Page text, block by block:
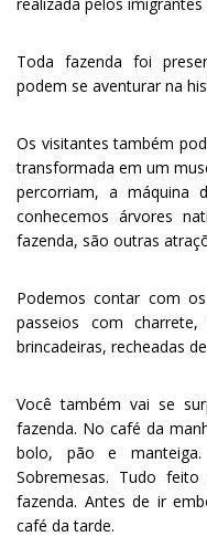
Toda fazenda foi
podem se aventurar na
Os visitantes também
transformada em um
percorriam, a máquina
conhecemos árvores
fazenda, são outras
Podemos contar com
passeios com
brincadeiras, recheadas
Você também vai se
fazenda. No café da
bolo, pão e
Sobremesas. Tudo
fazenda. Antes de ir
café da tarde.